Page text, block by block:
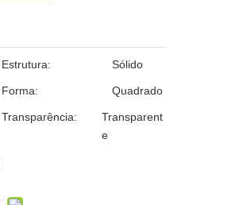
Estrutura: Sólido
Forma: Quadrado
Transparência:
Transparent
e